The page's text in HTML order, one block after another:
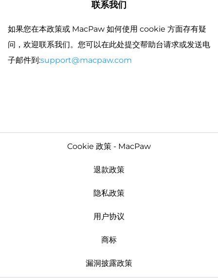
联系我们
如果您在本政策或 MacPaw 如何使用 cookie 方面存有疑
问，欢迎联系我们。您可以在此处提交帮助台请求或发送电
子邮件到:support@macpaw.com
Cookie 政策 - MacPaw
退款政策
隐私政策
用户协议
商标
漏洞披露政策